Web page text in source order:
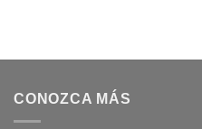
CONOZCA MÁS